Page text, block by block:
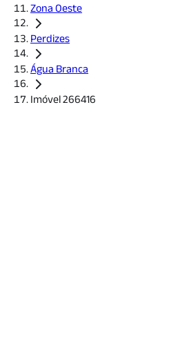
Zona Oeste
Perdizes
Água Branca
Imóvel 266416